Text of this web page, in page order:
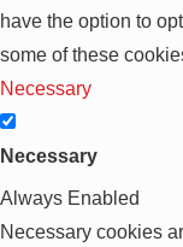
have the option to
some of these
Necessary
Necessary
Always Enabled
Necessary cookies